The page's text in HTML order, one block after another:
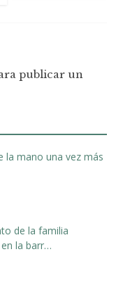
publicar un
la mano una vez más
de la familia
la barr…